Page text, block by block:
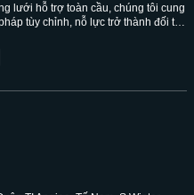
lưới hỗ trợ toàn cầu, chúng tôi cung
tùy chỉnh, nỗ lực trở thành đối tác